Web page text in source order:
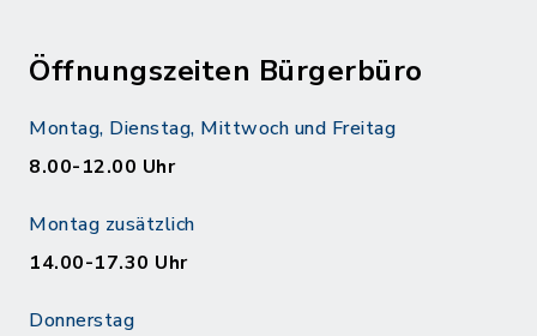
Öffnungszeiten Bürgerbüro
Montag, Dienstag, Mittwoch und Freitag
8.00-12.00 Uhr
Montag zusätzlich
14.00-17.30 Uhr
Donnerstag